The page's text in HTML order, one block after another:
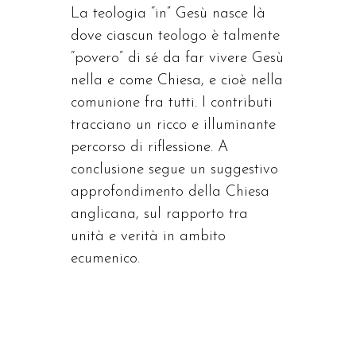
La teologia “in” Gesù nasce là
dove ciascun teologo è talmente
“povero” di sé da far vivere Gesù
nella e come Chiesa, e cioè nella
comunione fra tutti. I contributi
tracciano un ricco e illuminante
percorso di riflessione. A
conclusione segue un suggestivo
approfondimento della Chiesa
anglicana, sul rapporto tra
unità e verità in ambito
ecumenico.